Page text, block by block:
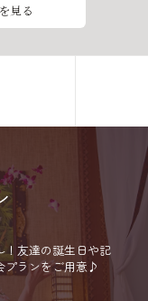
見る
！友達の誕生日や記
プランをご用意♪